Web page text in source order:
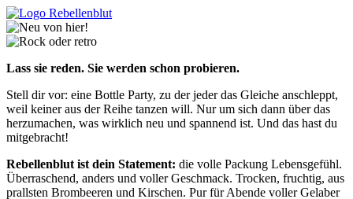
Lass sie reden. Sie werden schon probieren.
Stell dir vor: eine Bottle Party, zu der jeder das Gleiche anschleppt,
weil keiner aus der Reihe tanzen will. Nur um sich dann über das
herzumachen, was wirklich neu und spannend ist. Und das hast du
mitgebracht!
Rebellenblut ist dein Statement: die volle Packung Lebensgefühl.
Überraschend, anders und voller Geschmack. Trocken, fruchtig, aus
prallsten Brombeeren und Kirschen. Pur für Abende voller Gelaber